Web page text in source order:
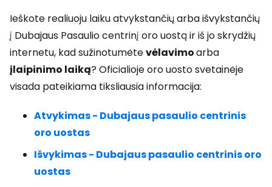
Ieškote realiuoju laiku atvykstančių arba išvykstančių
į Dubajaus Pasaulio centrinį oro uostą ir iš jo skrydžių
internetu, kad sužinotumėtevėlavimoarba
įlaipinimo laiką? Oficialioje oro uosto svetainėje
visada pateikiama tiksliausia informacija:
Atvykimas - Dubajaus pasaulio centrinis
oro uostas
Išvykimas - Dubajaus pasaulio centrinis oro
uostas